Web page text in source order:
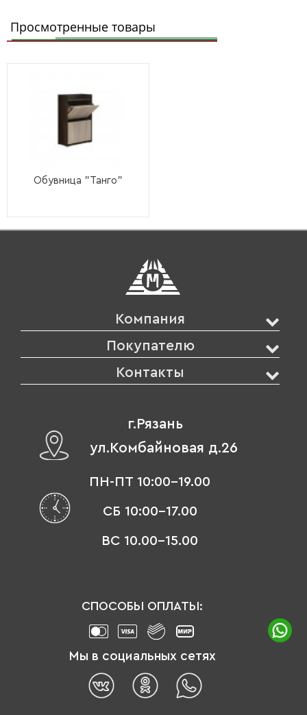
Просмотренные товары
Обувница "Танго"
Компания
Покупателю
Контакты
г.Рязань
ул.Комбайновая д.26
ПН-ПТ 10:00-19.00
СБ 10:00-17.00
ВС 10.00-15.00
СПОСОБЫ ОПЛАТЫ:
Мы в социальных сетях